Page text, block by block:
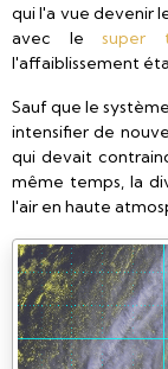
qui l'a vue devenir
avec lesuper
l'affaiblissement
Sauf que le
intensifier de
qui devait
même temps, la
l'air en haute